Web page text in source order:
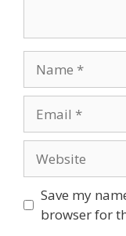
Save my
browser for